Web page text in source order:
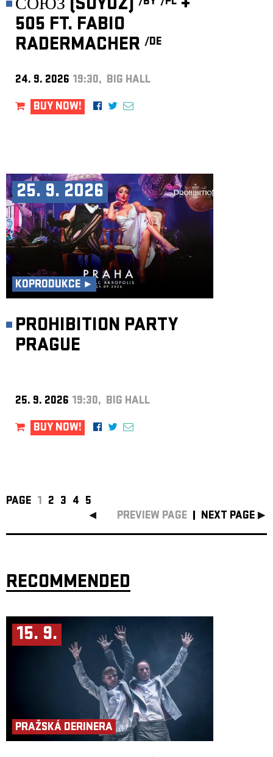
СОЮЗ (SOYUZ)
+
505 FT. FABIO
RADERMACHER /DE
24. 9. 2026 19:30, BIG HALL
BUY NOW!
25. 9. 2026
KOPRODUKCE ►
PROHIBITION PARTY
PRAGUE
25. 9. 2026 19:30, BIG HALL
BUY NOW!
PAGE 1 2 3 4 5
PREVIEW PAGE
NEXT PAGE
RECOMMENDED
15. 9.
PRAŽSKÁ DERINERA